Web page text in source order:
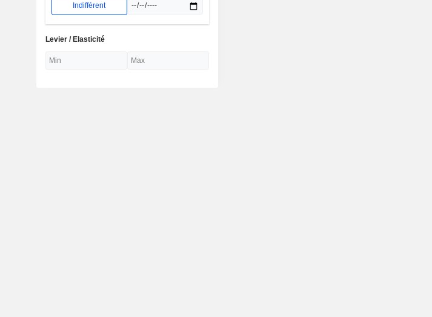
Indifférent
Levier / Elasticité